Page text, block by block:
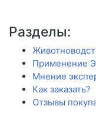
Разделы:
Применение
Мнение
Как заказать?
Отзывы